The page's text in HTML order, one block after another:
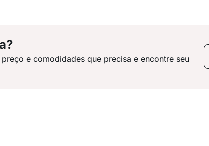
e comodidades que precisa e encontre seu